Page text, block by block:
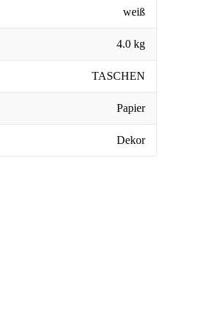
weiß
4.0 kg
TASCHEN
Papier
Dekor